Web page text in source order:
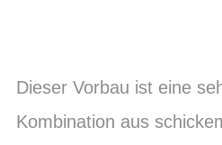
Dieser Vorbau ist eine
Kombination aus